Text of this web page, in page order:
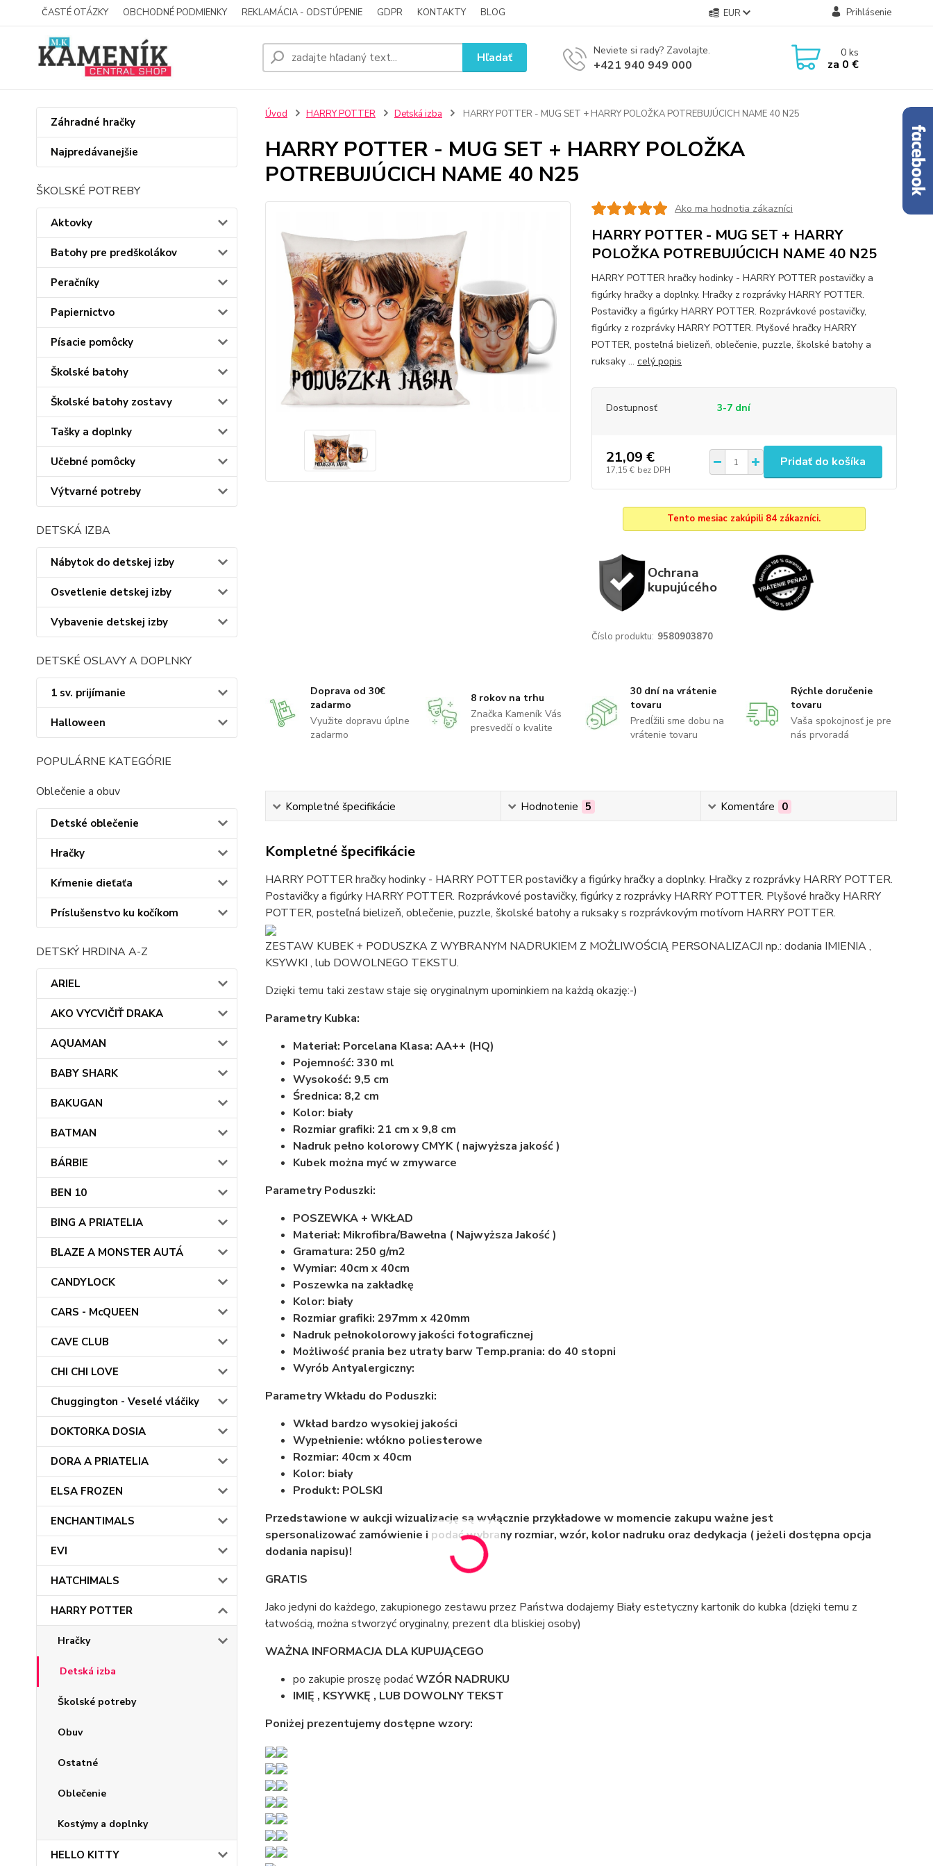
ČASTÉ OTÁZKY OBCHODNÉ PODMIENKY REKLAMÁCIA - ODSTÚPENIE GDPR KONTAKTY BLOG EUR Prihlásenie
Hľadať Neviete si rady? Zavolajte.
+421 940 949 000
0ks
za 0 €
Záhradné hračky
Najpredávanejšie
ŠKOLSKÉ POTREBY
Aktovky
Batohy pre predškolákov
Peračníky
Papiernictvo
Písacie pomôcky
Školské batohy
Školské batohy zostavy
Tašky a doplnky
Učebné pomôcky
Výtvarné potreby
DETSKÁ IZBA
Nábytok do detskej izby
Osvetlenie detskej izby
Vybavenie detskej izby
DETSKÉ OSLAVY A DOPLNKY
1 sv. prijímanie
Halloween
POPULÁRNE KATEGÓRIE
Oblečenie a obuv
Detské oblečenie
Hračky
Kŕmenie dieťaťa
Príslušenstvo ku kočíkom
DETSKÝ HRDINA A-Z
ARIEL
AKO VYCVIČIŤ DRAKA
AQUAMAN
BABY SHARK
BAKUGAN
BATMAN
BÁRBIE
BEN 10
BING A PRIATELIA
BLAZE A MONSTER AUTÁ
CANDYLOCK
CARS - McQUEEN
CAVE CLUB
CHI CHI LOVE
Chuggington - Veselé vláčiky
DOKTORKA DOSIA
DORA A PRIATELIA
ELSA FROZEN
ENCHANTIMALS
EVI
HATCHIMALS
HARRY POTTER
Hračky
Detská izba
Školské potreby
Obuv
Ostatné
Oblečenie
Kostýmy a doplnky
HELLO KITTY
Úvod HARRY POTTER Detská izba HARRY POTTER - MUG SET + HARRY POLOŽKA POTREBUJÚCICH NAME 40 N25
HARRY POTTER - MUG SET + HARRY POLOŽKA
POTREBUJÚCICH NAME 40 N25
Ako ma hodnotia zákazníci
HARRY POTTER - MUG SET + HARRY
POLOŽKA POTREBUJÚCICH NAME 40 N25
HARRY POTTER hračky hodinky - HARRY POTTER postavičky a
figúrky hračky a doplnky. Hračky z rozprávky HARRY POTTER.
Postavičky a figúrky HARRY POTTER. Rozprávkové postavičky,
figúrky z rozprávky HARRY POTTER. Plyšové hračky HARRY
POTTER, posteľná bielizeň, oblečenie, puzzle, školské batohy a
ruksaky ... celý popis
Dostupnosť 3-7 dní
21,09 €
17,15 € bez DPH
Pridať do košíka
Tento mesiac zakúpili 84 zákazníci.
Ochrana
kupujúcého
Číslo produktu: 9580903870
Doprava od 30€
zadarmo
Využite dopravu úplne
zadarmo
8 rokov na trhu
Značka Kameník Vás
presvedčí o kvalite
30 dní na vrátenie
tovaru
Predĺžili sme dobu na
vrátenie tovaru
Rýchle doručenie
tovaru
Vaša spokojnosť je pre
nás prvoradá
Kompletné špecifikácie Hodnotenie 5 Komentáre 0
Kompletné špecifikácie
HARRY POTTER hračky hodinky - HARRY POTTER postavičky a figúrky hračky a doplnky. Hračky z rozprávky HARRY POTTER.
Postavičky a figúrky HARRY POTTER. Rozprávkové postavičky, figúrky z rozprávky HARRY POTTER. Plyšové hračky HARRY
POTTER, posteľná bielizeň, oblečenie, puzzle, školské batohy a ruksaky s rozprávkovým motívom HARRY POTTER.
ZESTAW KUBEK + PODUSZKA Z WYBRANYM NADRUKIEM Z MOŻLIWOŚCIĄ PERSONALIZACJI np.: dodania IMIENIA ,
KSYWKI , lub DOWOLNEGO TEKSTU.
Dzięki temu taki zestaw staje się oryginalnym upominkiem na każdą okazję:-)
Parametry Kubka:
Materiał: Porcelana Klasa: AA++ (HQ)
Pojemność: 330 ml
Wysokość: 9,5 cm
Średnica: 8,2 cm
Kolor: biały
Rozmiar grafiki: 21 cm x 9,8 cm
Nadruk pełno kolorowy CMYK ( najwyższa jakość )
Kubek można myć w zmywarce
Parametry Poduszki:
POSZEWKA + WKŁAD
Materiał: Mikrofibra/Bawełna ( Najwyższa Jakość )
Gramatura: 250 g/m2
Wymiar: 40cm x 40cm
Poszewka na zakładkę
Kolor: biały
Rozmiar grafiki: 297mm x 420mm
Nadruk pełnokolorowy jakości fotograficznej
Możliwość prania bez utraty barw Temp.prania: do 40 stopni
Wyrób Antyalergiczny:
Parametry Wkładu do Poduszki:
Wkład bardzo wysokiej jakości
Wypełnienie: włókno poliesterowe
Rozmiar: 40cm x 40cm
Kolor: biały
Produkt: POLSKI
Przedstawione w aukcji wizualizację są wyłącznie przykładowe w momencie zakupu ważne jest
spersonalizować zamówienie i podać wybrany rozmiar, wzór, kolor nadruku oraz dedykacja ( jeżeli dostępna opcja
dodania napisu)!
GRATIS
Jako jedyni do każdego, zakupionego zestawu przez Państwa dodajemy Biały estetyczny kartonik do kubka (dzięki temu z
łatwością, można stworzyć oryginalny, prezent dla bliskiej osoby)
WAŻNA INFORMACJA DLA KUPUJĄCEGO
po zakupie proszę podaćWZÓR NADRUKU
IMIĘ , KSYWKĘ , LUB DOWOLNY TEKST
Poniżej prezentujemy dostępne wzory: